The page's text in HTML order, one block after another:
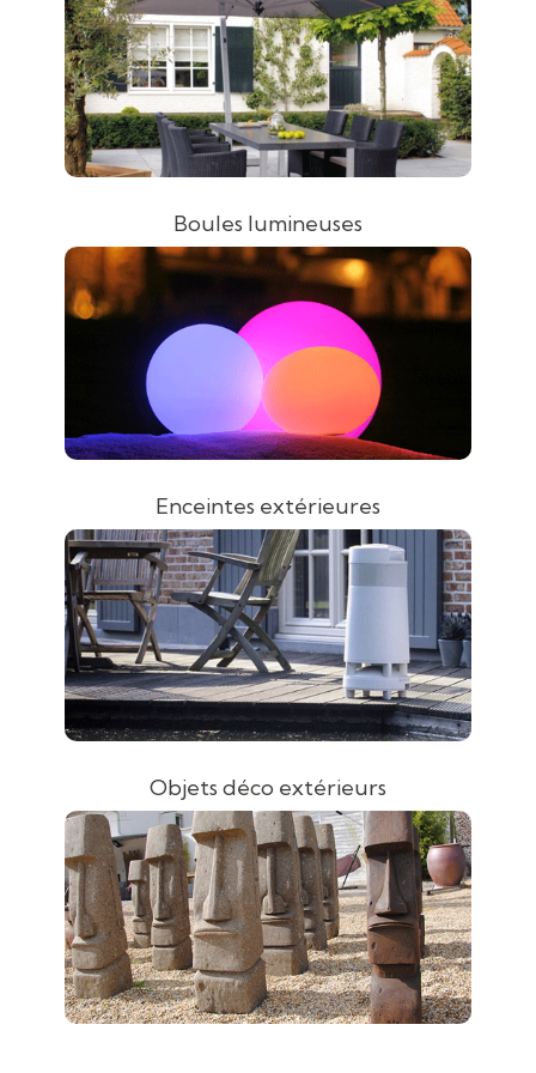
Boules lumineuses
Enceintes extérieures
Objets déco extérieurs